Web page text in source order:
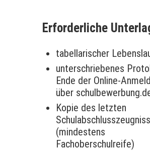
Erforderliche
tabellarischer
unterschriebenes
Ende der Online-
über
Kopie des letzten
(mindestens
Fachoberschulreife)